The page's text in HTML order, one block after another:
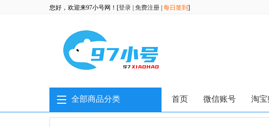
您好，欢迎来97小号网！[登录 免费注册 每日签到 ]
全部商品分类 首页 微信账号 淘